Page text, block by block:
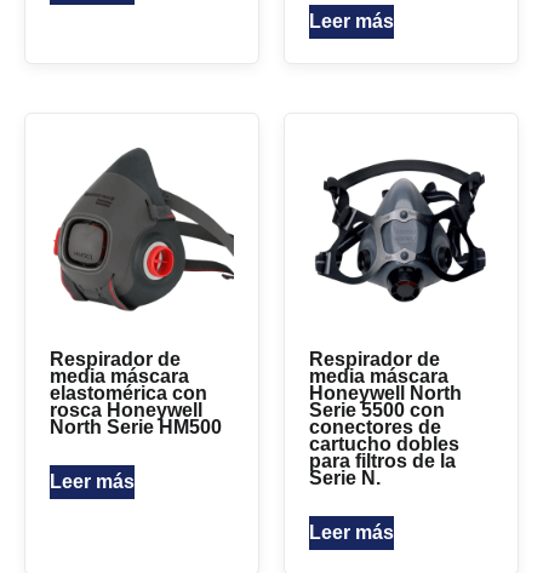
Leer más
Respirador de
media máscara
elastomérica con
rosca Honeywell
North Serie HM500
Leer más
Respirador de
media máscara
Honeywell North
Serie 5500 con
conectores de
cartucho dobles
para filtros de la
Serie N.
Leer más